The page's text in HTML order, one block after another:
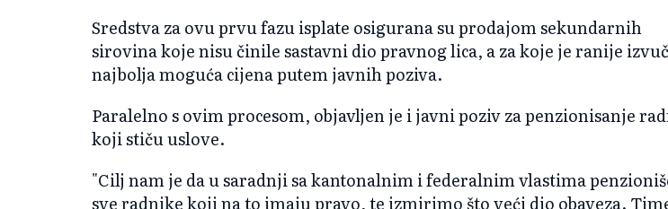
Sredstva za ovu prvu fazu isplate osigurana su prodajom sekundarnih
sirovina koje nisu činile sastavni dio pravnog lica, a za koje je ranije
najbolja moguća cijena putem javnih poziva.
Paralelno s ovim procesom, objavljen je i javni poziv za penzionisanje
koji stiču uslove.
"Cilj nam je da u saradnji sa kantonalnim i federalnim vlastima
sve radnike koji na to imaju pravo, te izmirimo što veći dio obaveza.